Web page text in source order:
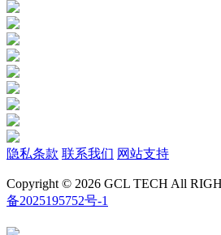
隐私条款 联系我们 网站支持
Copyright © 2026 GCL TECH All
备2025195752号-1